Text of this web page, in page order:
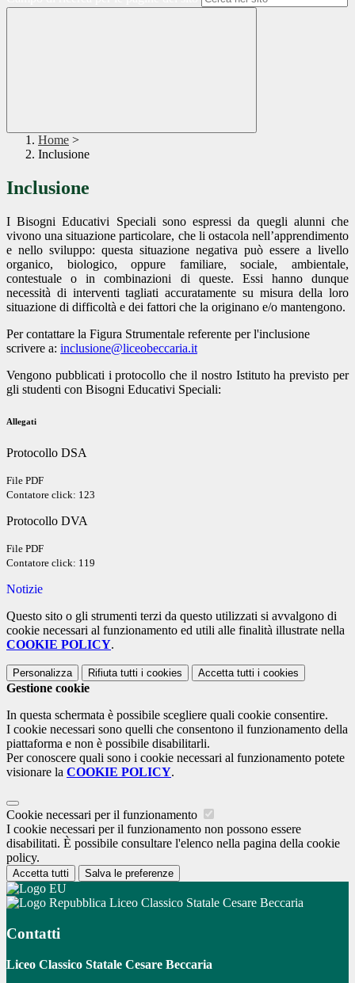
Home >
Inclusione
Inclusione
I Bisogni Educativi Speciali sono espressi da quegli alunni che
vivono una situazione particolare, che li ostacola nell’apprendimento
e nello sviluppo: questa situazione negativa può essere a livello
organico, biologico, oppure familiare, sociale, ambientale,
contestuale o in combinazioni di queste. Essi hanno dunque
necessità di interventi tagliati accuratamente su misura della loro
situazione di difficoltà e dei fattori che la originano e/o mantengono.
Per contattare la Figura Strumentale referente per l'inclusione
scrivere a: inclusione@liceobeccaria.it
Vengono pubblicati i protocollo che il nostro Istituto ha previsto per
gli studenti con Bisogni Educativi Speciali:
Allegati
Protocollo DSA
File PDF
Contatore click: 123
Protocollo DVA
File PDF
Contatore click: 119
Notizie
Questo sito o gli strumenti terzi da questo utilizzati si avvalgono di
cookie necessari al funzionamento ed utili alle finalità illustrate nella
COOKIE POLICY.
Personalizza Rifiuta tutti i cookies Accetta tutti i cookies
Gestione cookie
In questa schermata è possibile scegliere quali cookie consentire.
I cookie necessari sono quelli che consentono il funzionamento della
piattaforma e non è possibile disabilitarli.
Per conoscere quali sono i cookie necessari al funzionamento potete
visionare la COOKIE POLICY.
Cookie necessari per il funzionamento
I cookie necessari per il funzionamento non possono essere
disabilitati. È possibile consultare l'elenco nella pagina della cookie
policy.
Accetta tutti Salva le preferenze
Liceo Classico Statale Cesare Beccaria
Contatti
Liceo Classico Statale Cesare Beccaria